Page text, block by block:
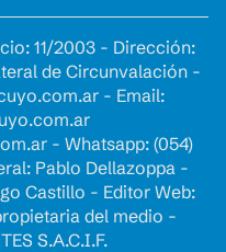
11/2003 - Dirección:
de Circunvalación -
- Email:
- Whatsapp: (054)
Pablo Dellazoppa -
Castillo - Editor Web:
del medio -
S.A.C.I.F.